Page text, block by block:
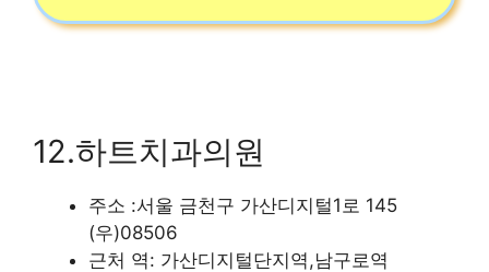
12.하트치과의원
주소 :서울 금천구 가산디지털1로 145
(우)08506
근처 역: 가산디지털단지역,남구로역